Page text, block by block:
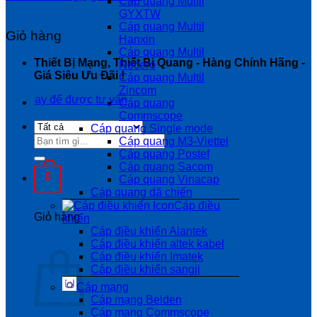
Giỏ hàng
Thiết Bị Mạng, Thiết Bị Quang - Hàng Chính Hãng -
Giá Siêu Ưu Đãi !
được tư vấn
Tìm
kiếm:
0
Giỏ hàng
GYXTW
Cáp quang Multil
Hanxin
Cáp quang Multil
Necero
Cáp quang Multil
Zincom
Cáp quang
Commscope
Cáp quang Single mode
Cáp quang M3-Viettel
Cáp quang Postef
Cáp quang Sacom
Cáp quang Vinacap
Cáp quang dã chiến
Cáp điều
khiển
Cáp điều khiển Alantek
Cáp điều khiển altek kabel
Cáp điều khiển Imatek
Cáp điều khiển sangji
Cáp mạng
Cáp mạng Belden
Cáp mạng Commscope